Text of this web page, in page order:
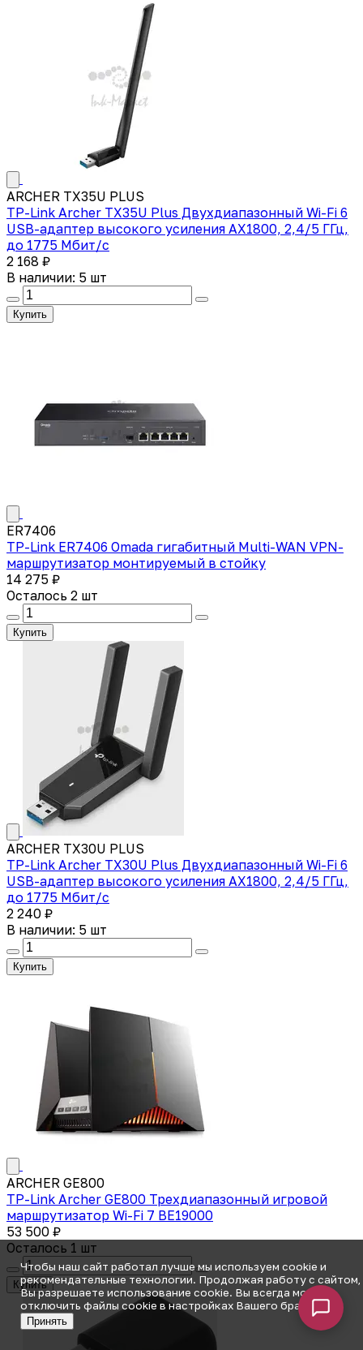
ARCHER TX35U PLUS
TP-Link Archer TX35U Plus Двухдиапазонный Wi-Fi 6
USB-адаптер высокого усиления AX1800, 2,4/5 ГГц,
до 1775 Мбит/с
2 168 ₽
В наличии: 5 шт
Купить
ER7406
TP-Link ER7406 Omada гигабитный Multi-WAN VPN-
маршрутизатор монтируемый в стойку
14 275 ₽
Осталось 2 шт
Купить
ARCHER TX30U PLUS
TP-Link Archer TX30U Plus Двухдиапазонный Wi-Fi 6
USB-адаптер высокого усиления AX1800, 2,4/5 ГГц,
до 1775 Мбит/с
2 240 ₽
В наличии: 5 шт
Купить
ARCHER GE800
TP-Link Archer GE800 Трехдиапазонный игровой
маршрутизатор Wi-Fi 7 BE19000
53 500 ₽
Осталось 1 шт
Купить
Чтобы наш сайт работал лучше мы используем cookie и
рекомендательные технологии. Продолжая работу с сайтом,
Вы разрешаете использование cookie. Вы всегда можете
отключить файлы cookie в настройках Вашего браузера.
Принять